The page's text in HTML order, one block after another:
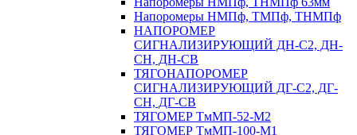
Напоромеры НМПф, ТМПф, ТНМПф
НАПОРОМЕР
СИГНАЛИЗИРУЮЩИЙ ДН-С2, ДН-
СН, ДН-СВ
ТЯГОНАПОРОМЕР
СИГНАЛИЗИРУЮЩИЙ ДГ-С2, ДГ-
СН, ДГ-СВ
ТЯГОМЕР ТмМП-52-М2
ТЯГОМЕР ТмМП-100-М1